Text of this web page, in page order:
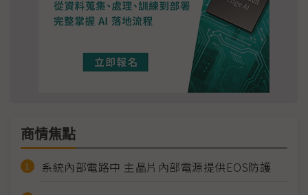
商情焦點
系統內部電路中 主晶片內部電源提供EOS防護